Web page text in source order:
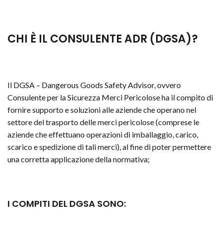
CHI È IL CONSULENTE ADR (DGSA)?
Il DGSA – Dangerous Goods Safety Advisor, ovvero
Consulente per la Sicurezza Merci Pericolose ha il compito di
fornire supporto e soluzioni alle aziende che operano nel
settore del trasporto delle merci pericolose (comprese le
aziende che effettuano operazioni di imballaggio, carico,
scarico e spedizione di tali merci), al fine di poter permettere
una corretta applicazione della normativa;
I COMPITI DEL DGSA SONO: